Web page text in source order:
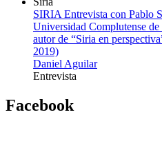
SIRIA Entrevista con Pablo
Universidad Complutense
autor de “Siria en
2019)
Daniel Aguilar
Entrevista
Facebook